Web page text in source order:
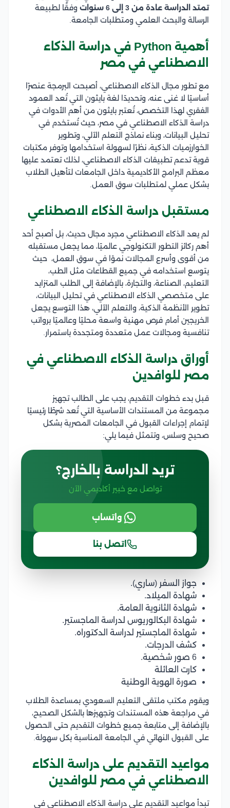
تمتد الدراسة عادة من 3 إلى 6 سنوات
وفقًا لطبيعة
الرسالة والبحث العلمي ومتطلبات الجامعة.
أهمية Python في دراسة الذكاء
الاصطناعي في مصر
مع تطور مجال الذكاء الاصطناعي، أصبحت البرمجة عنصرًا
أساسيًا لا غنى عنه، وتحديدًا لغة بايثون التي تُعد العمود
الفقري لهذا التخصص، تُعتبر بايثون من أهم الأدوات في
دراسة الذكاء الاصطناعي في مصر، حيث تُستخدم في
تحليل البيانات، وبناء نماذج التعلم الآلي، وتطوير
الخوارزميات الذكية، نظرًا لسهولة استخدامها وتوفر مكتبات
قوية تدعم تطبيقات الذكاء الاصطناعي، لذلك تعتمد عليها
معظم البرامج الأكاديمية داخل الجامعات لتأهيل الطلاب
بشكل عملي لمتطلبات سوق العمل.
مستقبل دراسة الذكاء الاصطناعي
لم يعد الذكاء الاصطناعي مجرد مجال حديث، بل أصبح أحد
أهم ركائز التطور التكنولوجي عالميًا، مما يجعل مستقبله
من أقوى وأسرع المجالات نموًا في سوق العمل، حيث
يتوسع استخدامه في جميع القطاعات مثل الطب،
التعليم، الصناعة، والتجارة، بالإضافة إلى الطلب المتزايد
على متخصصي الذكاء الاصطناعي في تحليل البيانات،
تطوير الأنظمة الذكية، والتعلم الآلي، هذا التوسع يجعل
الخريجين أمام فرص مهنية واسعة محليًا وعالميًا برواتب
تنافسية ومجالات عمل متعددة ومتجددة باستمرار.
أوراق دراسة الذكاء الاصطناعي في
مصر للوافدين
قبل بدء خطوات التقديم، يجب على الطالب تجهيز
مجموعة من المستندات الأساسية التي تُعد شرطًا رئيسيًا
لإتمام إجراءات القبول في الجامعات المصرية بشكل
صحيح وسلس، وتتمثل فيما يلي:
تريد الدراسة بالخارج؟
تواصل مع خبير أكاديمي الآن
واتساب
اتصل بنا
جواز السفر (ساري).
شهادة الميلاد.
شهادة الثانوية العامة.
شهادة البكالوريوس لدراسة الماجستير.
شهادة الماجستير لدراسة الدكتوراه.
كشف الدرجات.
6 صور شخصية.
كارت العائلة
صورة الهوية الوطنية
ويقوم مكتب ملتقى التعليم السعودي بمساعدة الطلاب
في مراجعة هذه المستندات وتجهيزها بالشكل الصحيح،
بالإضافة إلى متابعة جميع خطوات التقديم حتى الحصول
على القبول النهائي في الجامعة المناسبة بكل سهولة.
مواعيد التقديم على دراسة الذكاء
الاصطناعي في مصر للوافدين
تبدأ مواعيد التقديم على دراسة الذكاء الاصطناعي في